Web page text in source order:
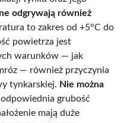
odgrywają również
to zakres od +5°C do
powietrza jest
warunków — jak
— również przyczynia
tynkarskiej. Nie można
odpowiednia grubość
mają duże